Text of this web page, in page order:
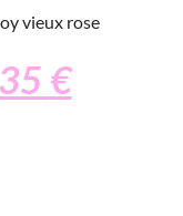
vieux rose
€